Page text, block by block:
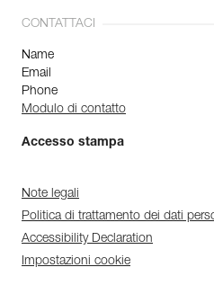
CONTATTACI
Name
Email
Phone
Modulo di contatto
Accesso stampa
Note legali
Politica di trattamento dei dati
Accessibility Declaration
Impostazioni cookie